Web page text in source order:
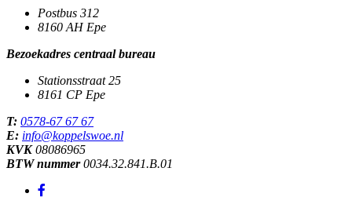
Postbus 312
8160 AH Epe
Bezoekadres centraal bureau
Stationsstraat 25
8161 CP Epe
T: 0578-67 67 67
E: info@koppelswoe.nl
KVK08086965
BTW nummer0034.32.841.B.01